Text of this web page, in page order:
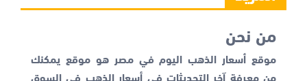
من نحن
موقع أسعار الذهب اليوم في مصر هو موقع يمكنك
من معرفة آخر التحديثات في أسعار الذهب في السوق